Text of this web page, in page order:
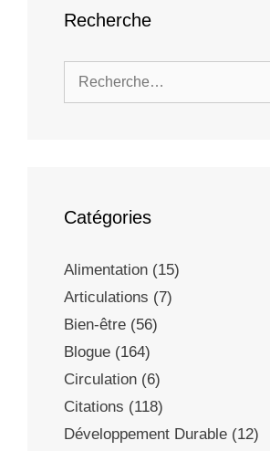
Recherche
Catégories
Alimentation (15)
Articulations (7)
Bien-être (56)
Blogue (164)
Circulation (6)
Citations (118)
Développement Durable (12)